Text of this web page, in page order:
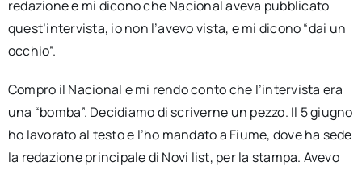
redazione e mi dicono che Nacional aveva pubblicato
quest’intervista, io non l’avevo vista, e mi dicono “dai un
occhio”.
Compro il Nacional e mi rendo conto che l’intervista era
una “bomba”. Decidiamo di scriverne un pezzo. Il 5 giugno
ho lavorato al testo e l’ho mandato a Fiume, dove ha sede
la redazione principale di Novi list, per la stampa. Avevo